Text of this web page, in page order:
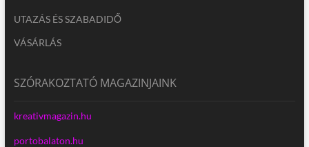
UTAZÁS ÉS SZABADIDŐ
VÁSÁRLÁS
SZÓRAKOZTATÓ MAGAZINJAINK
kreativmagazin.hu
portobalaton.hu